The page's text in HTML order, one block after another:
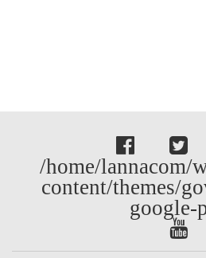
/home/lannacom/
content/themes/
google-